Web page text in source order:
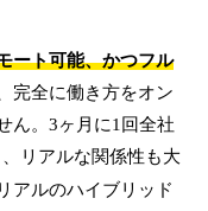
ート可能、かつフル
完全に働き方をオン
ん。3ヶ月に1回全社
、リアルな関係性も大
アルのハイブリッド